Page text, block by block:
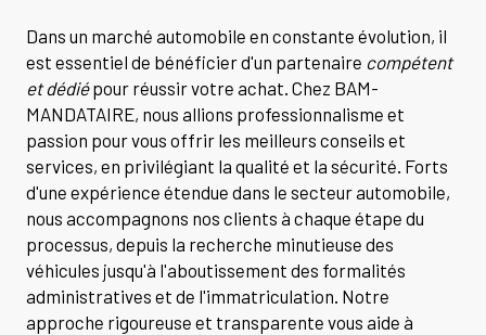
Dans un marché automobile en constante évolution, il
est essentiel de bénéficier d'un partenaire compétent
et dédiépour réussir votre achat. Chez BAM-
MANDATAIRE, nous allions professionnalisme et
passion pour vous offrir les meilleurs conseils et
services, en privilégiant la qualité et la sécurité. Forts
d'une expérience étendue dans le secteur automobile,
nous accompagnons nos clients à chaque étape du
processus, depuis la recherche minutieuse des
véhicules jusqu'à l'aboutissement des formalités
administratives et de l'immatriculation. Notre
approche rigoureuse et transparente vous aide à